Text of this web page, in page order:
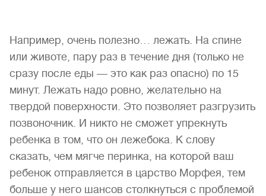
Например, очень полезно… лежать. На спине
или животе, пару раз в течение дня (только не
сразу после еды — это как раз опасно) по 15
минут. Лежать надо ровно, желательно на
твердой поверхности. Это позволяет разгрузить
позвоночник. И никто не сможет упрекнуть
ребенка в том, что он лежебока. К слову
сказать, чем мягче перинка, на которой ваш
ребенок отправляется в царство Морфея, тем
больше у него шансов столкнуться с проблемой